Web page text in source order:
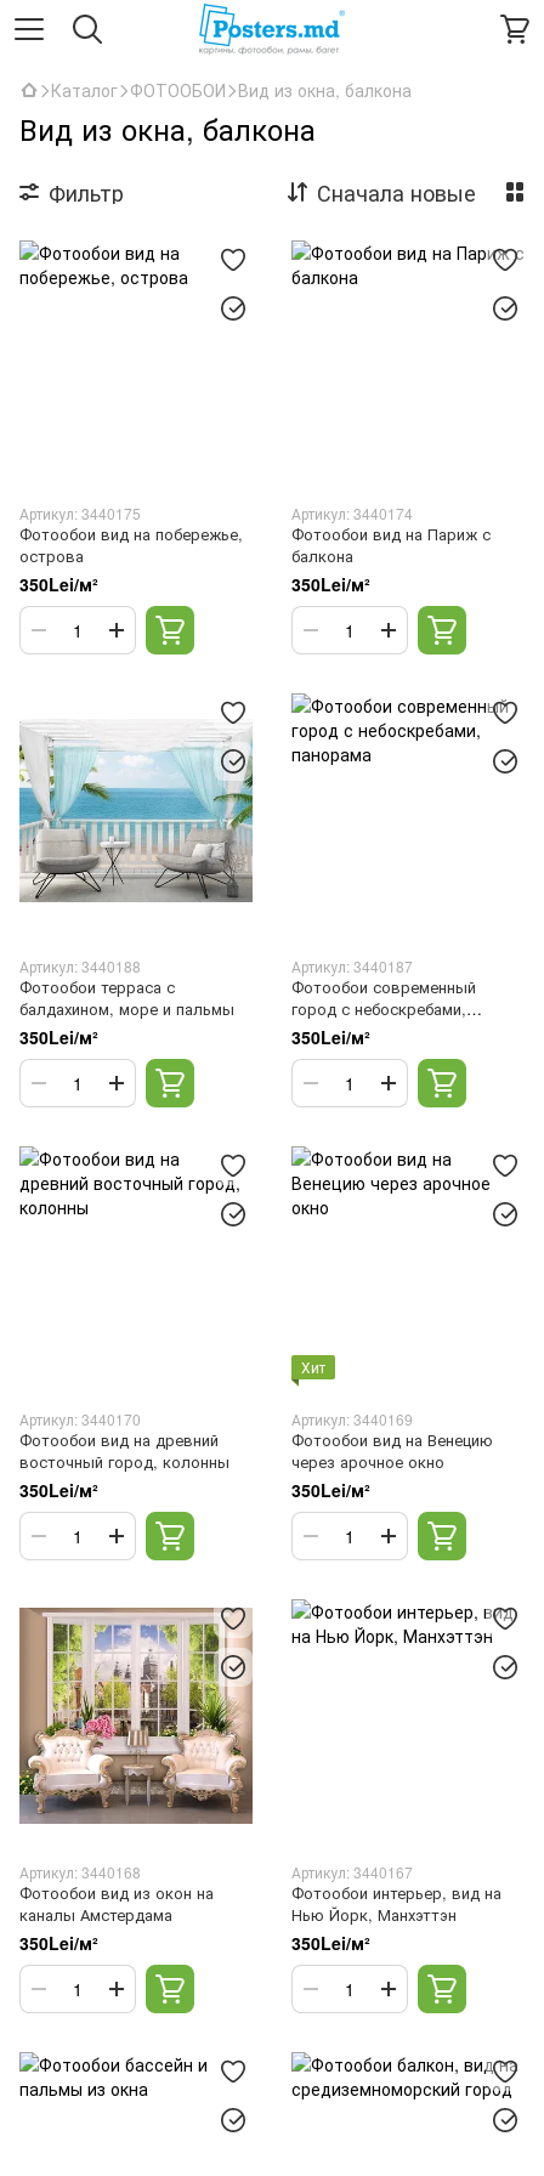
Каталог ФОТООБОИ Вид из окна, балкона
Вид из окна, балкона
Фильтр Сначала новые
Артикул: 3440175
Фотообои вид на побережье,
острова
350Lei/м²
Артикул: 3440174
Фотообои вид на Париж с
балкона
350Lei/м²
Артикул: 3440188
Фотообои терраса с
балдахином, море и пальмы
350Lei/м²
Артикул: 3440187
Фотообои современный
город с небоскребами,
панорама
350Lei/м²
Артикул: 3440170
Фотообои вид на древний
восточный город, колонны
350Lei/м²
Хит
Артикул: 3440169
Фотообои вид на Венецию
через арочное окно
350Lei/м²
Артикул: 3440168
Фотообои вид из окон на
каналы Амстердама
350Lei/м²
Артикул: 3440167
Фотообои интерьер, вид на
Нью Йорк, Манхэттэн
350Lei/м²